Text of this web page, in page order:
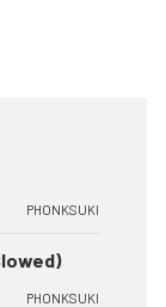
PHONKSUKI
PHONKSUKI